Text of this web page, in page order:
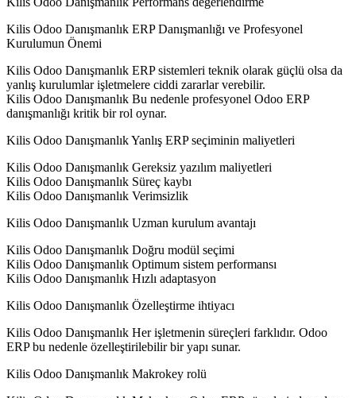
Kilis Odoo Danışmanlık ERP Danışmanlığı ve Profesyonel
Kurulumun Önemi
Kilis Odoo Danışmanlık ERP sistemleri teknik olarak güçlü olsa da
yanlış kurulumlar işletmelere ciddi zararlar verebilir.
Kilis Odoo Danışmanlık Bu nedenle profesyonel Odoo ERP
danışmanlığı kritik bir rol oynar.
Kilis Odoo Danışmanlık Yanlış ERP seçiminin maliyetleri
Kilis Odoo Danışmanlık Gereksiz yazılım maliyetleri
Kilis Odoo Danışmanlık Süreç kaybı
Kilis Odoo Danışmanlık Verimsizlik
Kilis Odoo Danışmanlık Uzman kurulum avantajı
Kilis Odoo Danışmanlık Doğru modül seçimi
Kilis Odoo Danışmanlık Optimum sistem performansı
Kilis Odoo Danışmanlık Hızlı adaptasyon
Kilis Odoo Danışmanlık Özelleştirme ihtiyacı
Kilis Odoo Danışmanlık Her işletmenin süreçleri farklıdır. Odoo
ERP bu nedenle özelleştirilebilir bir yapı sunar.
Kilis Odoo Danışmanlık Makrokey rolü